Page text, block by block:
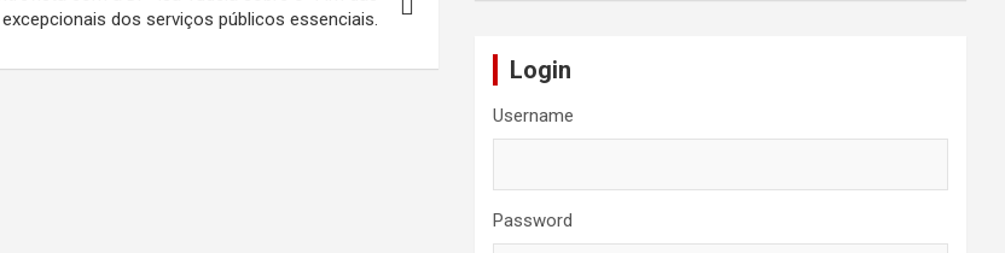
excepcionais dos serviços públicos essenciais.
Login
Username
Password